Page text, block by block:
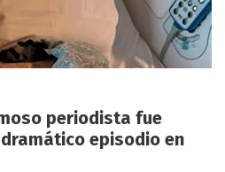
periodista fue
episodio en